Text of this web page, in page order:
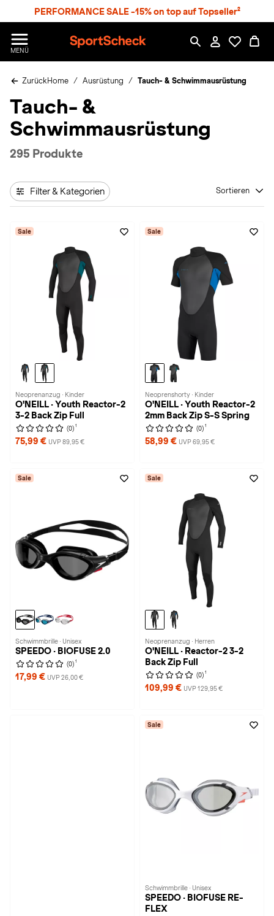
PERFORMANCE SALE -15% on top auf Topseller²
MENÜ
p
r
S
h
c
ZurückHome Ausrüstung Tauch- & Schwimmausrüstung
Tauch- &
Schwimmausrüstung
295 Produkte
Filter & Kategorien Sortieren
Sale
Neoprenanzug · Kinder
O'NEILL · Youth Reactor-2
3-2 Back Zip Full
(0) 1
75,99 € UVP 89,95 €
Sale
Neoprenshorty · Kinder
O'NEILL · Youth Reactor-2
2mm Back Zip S-S Spring
(0) 1
58,99 € UVP 69,95 €
Sale
Schwimmbrille · Unisex
SPEEDO · BIOFUSE 2.0
(0) 1
17,99 € UVP 26,00 €
Sale
Neoprenanzug · Herren
O'NEILL · Reactor-2 3-2
Back Zip Full
(0) 1
109,99 € UVP 129,95 €
Sale
Schwimmbrille · Unisex
SPEEDO · BIOFUSE RE-
FLEX